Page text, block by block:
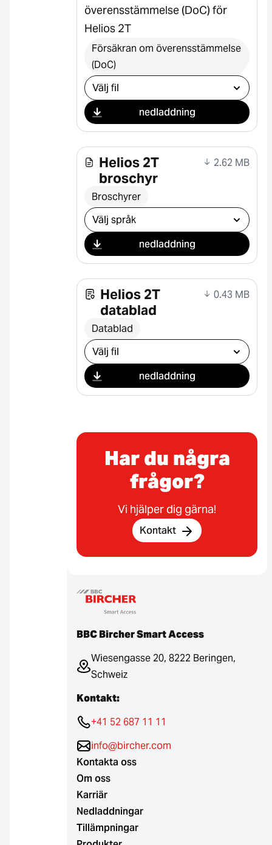
överensstämmelse (DoC) för
Helios 2T
Försäkran om överensstämmelse
(DoC)
Välj nedladdning
nedladdning
Helios 2T
broschyr
2.62 MB
Broschyrer
Välj nedladdning
nedladdning
Helios 2T
datablad
0.43 MB
Datablad
Välj nedladdning
nedladdning
Har du några
frågor?
Vi hjälper dig gärna!
Kontakt
BBC Bircher Smart Access
Wiesengasse 20, 8222 Beringen,
Schweiz
Kontakt:
+41 52 687 11 11
info@bircher.com
Kontakta oss
Om oss
Karriär
Nedladdningar
Tillämpningar